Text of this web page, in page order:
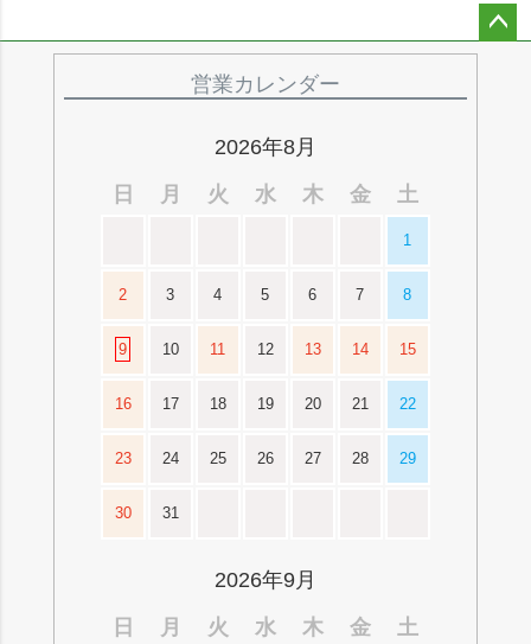
営業カレンダー
2026年8月
日
月 火 水 木 金 土
1
2 3 4 5 6 7 8
9 10 11 12 13 14 15
16 17 18 19 20 21 22
23 24 25 26 27 28 29
30 31
2026年9月
日
月 火 水 木 金 土